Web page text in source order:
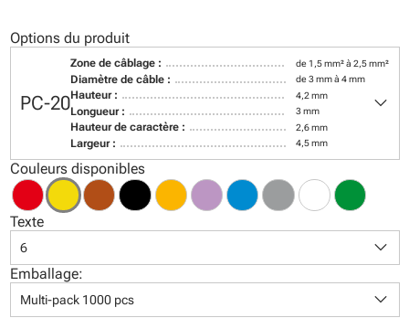
Options du produit
PC-20
Zone de câblage : de 1,5 mm² à 2,5 mm²
Diamètre de câble : de 3 mm à 4 mm
Hauteur : 4,2 mm
Longueur : 3 mm
Hauteur de caractère : 2,6 mm
Largeur : 4,5 mm
keyboard_arrow_down
Couleurs disponibles
Texte
6 keyboard_arrow_down
Emballage:
Multi-pack 1000 pcs keyboard_arrow_down